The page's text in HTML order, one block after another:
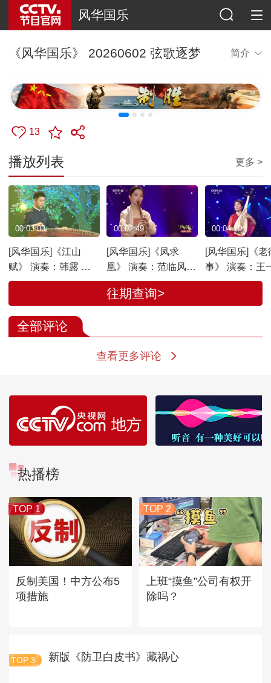
风华国乐
《风华国乐》 20260602 弦歌逐梦 简介
13
播放列表 更多 >
[风华国乐]《江山
赋》 演奏：韩露 孝
楠 陈天航 程天佑
00:03:03
[风华国乐]《凤求
凰》 演奏：范临风
向溪玮
00:02:49
[风华国乐]《老
事》 演奏：王
郭亮 罗旻 高明
00:04:19
往期查询>
全部评论
查看更多评论
热播榜
TOP 1
反制美国！中方公布5
项措施
TOP 2
上班“摸鱼”公司有权开
除吗？
TOP 3 新版《防卫白皮书》藏祸心